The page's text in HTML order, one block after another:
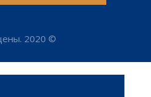
2020 ©